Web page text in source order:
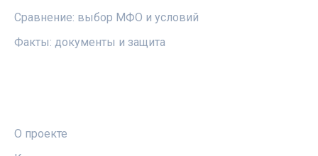
Сравнение: выбор МФО и условий
Факты: документы и защита
О проекте